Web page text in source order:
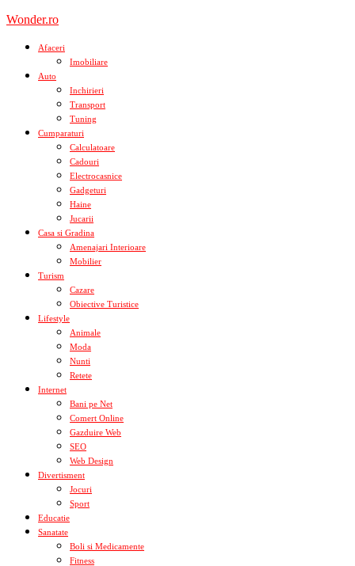
Skip
content
Wonder.ro
Afaceri
Imobiliare
Auto
Inchirieri
Transport
Tuning
Cumparaturi
Calculatoare
Cadouri
Electrocasnice
Gadgeturi
Haine
Jucarii
Casa si Gradina
Amenajari Interioare
Mobilier
Turism
Cazare
Obiective Turistice
Lifestyle
Animale
Moda
Nunti
Retete
Internet
Bani pe Net
Comert Online
Gazduire Web
SEO
Web Design
Divertisment
Jocuri
Sport
Educatie
Sanatate
Boli si Medicamente
Fitness